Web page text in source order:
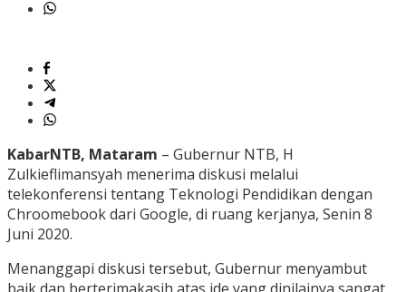
KabarNTB, Mataram – Gubernur NTB, H
Zulkieflimansyah menerima diskusi melalui
telekonferensi tentang Teknologi Pendidikan dengan
Chroomebook dari Google, di ruang kerjanya, Senin 8
Juni 2020.
Menanggapi diskusi tersebut, Gubernur menyambut